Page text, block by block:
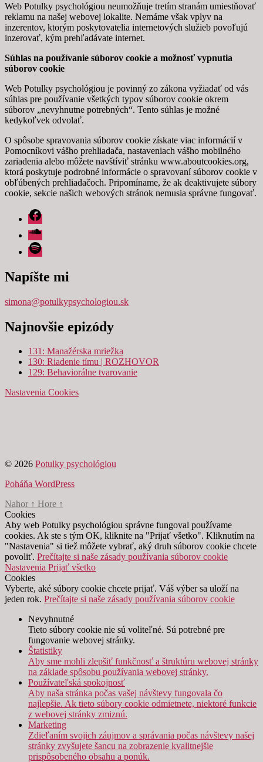
Web Potulky psychológiou neumožňuje tretím stranám umiestňovať
reklamu na našej webovej lokalite. Nemáme však vplyv na
inzerentov, ktorým poskytovatelia internetových služieb povoľujú
inzerovať, kým prehľadávate internet.
Súhlas na používanie súborov cookie a možnosť vypnutia
súborov cookie
Web Potulky psychológiou je povinný zo zákona vyžiadať od vás
súhlas pre používanie všetkých typov súborov cookie okrem
súborov „nevyhnutne potrebných“. Tento súhlas je možné
kedykoľvek odvolať.
O spôsobe spravovania súborov cookie získate viac informácií v
Pomocníkovi vášho prehliadača, nastaveniach vášho mobilného
zariadenia alebo môžete navštíviť stránku www.aboutcookies.org,
ktorá poskytuje podrobné informácie o spravovaní súborov cookie v
obľúbených prehliadačoch. Pripomíname, že ak deaktivujete súbory
cookie, sekcie našich webových stránok nemusia správne fungovať.
Facebook
Soundcloud
Spotify
Napíšte mi
simona@potulkypsychologiou.sk
Najnovšie epizódy
131: Manažérska mriežka
130: Riadenie tímu | ROZHOVOR
129: Behaviorálne tvarovanie
Nastavenia Cookies
© 2026 Potulky psychológiou
Poháňa WordPress
Nahor ↑ Hore ↑
Cookies
Aby web Potulky psychológiou správne fungoval používame
cookies. Ak ste s tým OK, kliknite na "Prijať všetko". Kliknutím na
"Nastavenia" si tiež môžete vybrať, aký druh súborov cookie chcete
povoliť. Prečítajte si naše zásady používania súborov cookie
Nastavenia Prijať všetko
Cookies
Vyberte, aké súbory cookie chcete prijať. Váš výber sa uloží na
jeden rok. Prečítajte si naše zásady používania súborov cookie
Nevyhnutné
Tieto súbory cookie nie sú voliteľné. Sú potrebné pre
fungovanie webovej stránky.
Štatistiky
Aby sme mohli zlepšiť funkčnosť a štruktúru webovej stránky
na základe spôsobu používania webovej stránky.
Používateľská spokojnosť
Aby naša stránka počas vašej návštevy fungovala čo
najlepšie. Ak tieto súbory cookie odmietnete, niektoré funkcie
z webovej stránky zmiznú.
Marketing
Zdieľaním svojich záujmov a správania počas návštevy našej
stránky zvyšujete šancu na zobrazenie kvalitnejšie
prispôsobeného obsahu a ponúk.